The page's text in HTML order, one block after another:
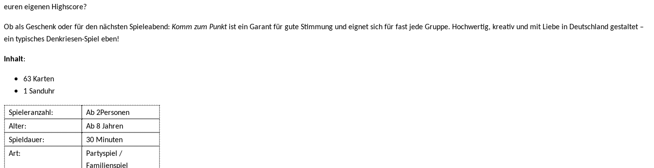
euren eigenen Highscore?
Ob als Geschenk oder für den nächsten Spieleabend: Komm zum Punktist ein Garant für gute Stimmung und eignet sich für fast jede Gruppe. Hochwertig, kreativ und mit Liebe in Deutschland gestaltet –
ein typisches Denkriesen-Spiel eben!
Inhalt:
63 Karten
1 Sanduhr
Spieleranzahl:
Ab 2Personen
Alter:
Ab 8 Jahren
Spieldauer:
30 Minuten
Art:
Partyspiel /
Familienspiel